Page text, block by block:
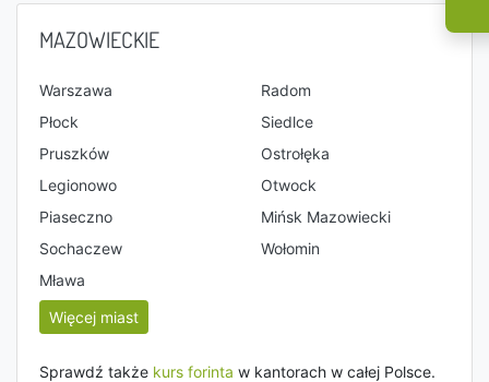
MAZOWIECKIE
Warszawa
Radom
Płock
Siedlce
Pruszków
Ostrołęka
Legionowo
Otwock
Piaseczno
Mińsk Mazowiecki
Sochaczew
Wołomin
Mława
Więcej miast
Sprawdź także kurs forinta w kantorach w całej Polsce.